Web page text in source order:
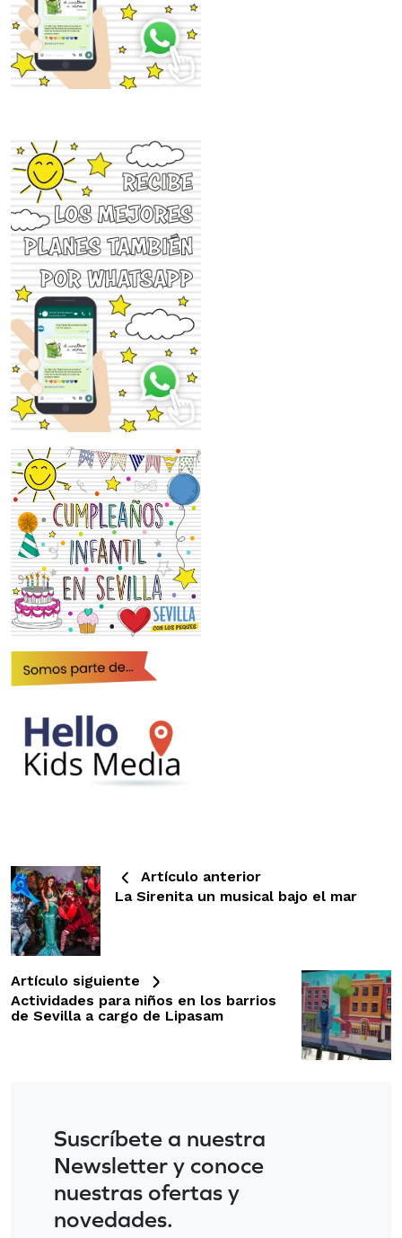
Artículo anterior
La Sirenita un musical bajo el mar
Artículo siguiente
Actividades para niños en los barrios
de Sevilla a cargo de Lipasam
Suscríbete a nuestra
Newsletter y conoce
nuestras ofertas y
novedades.